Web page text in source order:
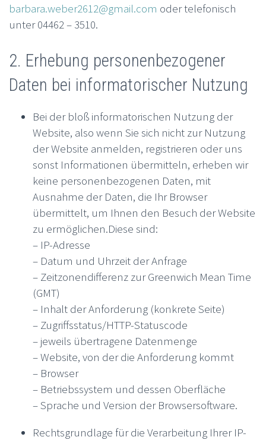
barbara.weber2612@gmail.com oder telefonisch
unter 04462 – 3510.
2. Erhebung personenbezogener
Daten bei informatorischer Nutzung
Bei der bloß informatorischen Nutzung der
Website, also wenn Sie sich nicht zur Nutzung
der Website anmelden, registrieren oder uns
sonst Informationen übermitteln, erheben wir
keine personenbezogenen Daten, mit
Ausnahme der Daten, die Ihr Browser
übermittelt, um Ihnen den Besuch der Website
zu ermöglichen.Diese sind:
– IP-Adresse
– Datum und Uhrzeit der Anfrage
– Zeitzonendifferenz zur Greenwich Mean Time
(GMT)
– Inhalt der Anforderung (konkrete Seite)
– Zugriffsstatus/HTTP-Statuscode
– jeweils übertragene Datenmenge
– Website, von der die Anforderung kommt
– Browser
– Betriebssystem und dessen Oberfläche
– Sprache und Version der Browsersoftware.
Rechtsgrundlage für die Verarbeitung Ihrer IP-